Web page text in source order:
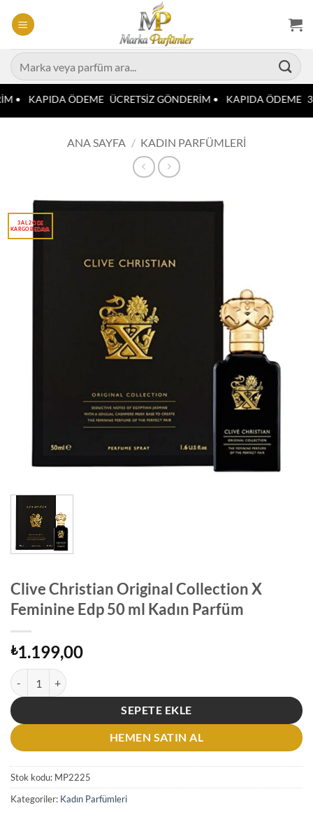
atla
Ara:
• KAPIDA ÖDEME ÜCRETSİZ GÖNDERİM • KAPIDA ÖDEME
ANA SAYFA / KADIN PARFÜMLERI
Clive Christian Original Collection X
Feminine Edp 50 ml Kadın Parfüm
₺1.199,00
Clive Christian Original Collection X Feminine Edp 50 ml Kadın
SEPETE EKLE
HEMEN SATIN AL
Stok kodu: MP2225
Kategoriler: Kadın Parfümleri